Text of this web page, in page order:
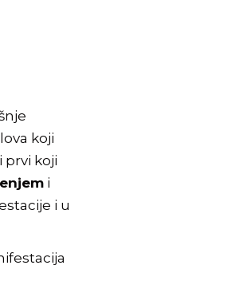
koji
prvi koji
i
i u